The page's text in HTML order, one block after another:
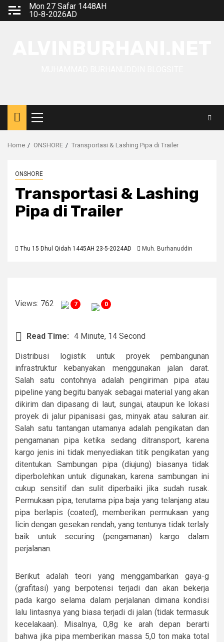
Skip
Mon 27 Safar 1448AH
10-8-2026AD
Primary
Menu
Home ONSHORE Transportasi & Lashing Pipa di Trailer
ONSHORE
Transportasi & Lashing
Pipa di Trailer
Thu 15 Dhul Qidah 1445AH 23-5-2024AD Muh. Burhanuddin
Views: 762 7 0
Read Time: 4 Minute, 14 Second
Distribusi logistik untuk proyek pembangunan
infrastruktur kebanyakan menggunakan jalan darat.
Salah satu contohnya adalah pengiriman pipa atau
pipeline yang begitu banyak sebagai material yang akan
dikirim dan dipasang di laut, sungai, ataupun ke lokasi
proyek di jalur pipanisasi gas, minyak atau saluran air.
Salah satu tantangan utamanya adalah pengikatan dan
pengamanan pipa ketika sedang ditransport, karena
kargo jenis ini tidak menyediakan titik pengikatan yang
ditentukan. Sambungan pipa (diujung) biasanya tidak
diperbolehkan untuk digunakan, karena sambungan ini
cukup sensitif dan sulit diperbaiki jika sudah rusak.
Permukaan pipa, terutama pipa baja yang telanjang atau
pipa berlapis (coated), memberikan permukaan yang
licin dengan gesekan rendah, yang tentunya tidak terlaly
baik untuk securing (pengamanan) kargo dalam
perjalanan.
Berikut adalah teori yang menggambarkan gaya-g
(grafitasi) yang berpotensi terjadi dan akan bekerja
pada kargo selama dalam perjalanan dimana kondisi
lalu lintasnya yang biasa terjadi di jalan (tidak termasuk
kecelakaan). Misalnya, 0,8g ke arah depan berarti
bahwa jika pipa memberikan massa 5,0 ton maka total